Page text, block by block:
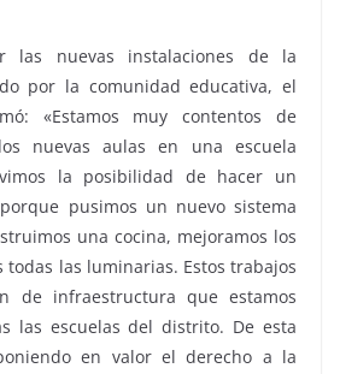
las nuevas instalaciones de la
por la comunidad educativa, el
«Estamos muy contentos de
nuevas aulas en una escuela
la posibilidad de hacer un
pusimos un nuevo sistema
una cocina, mejoramos los
todas las luminarias. Estos trabajos
de infraestructura que estamos
las escuelas del distrito. De esta
en valor el derecho a la